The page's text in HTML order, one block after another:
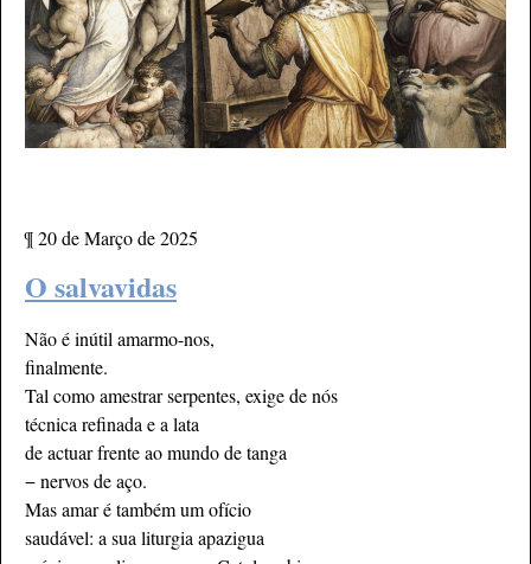
¶20 de Março de 2025
O salvavidas
Não é inútil amarmo-nos,
finalmente.
Tal como amestrar serpentes, exige de nós
técnica refinada e a lata
de actuar frente ao mundo de tanga
− nervos de aço.
Mas amar é também um ofício
saudável: a sua liturgia apazigua